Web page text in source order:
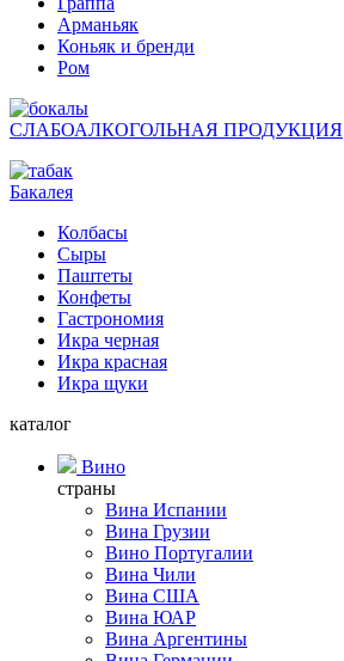
Арманьяк
Коньяк и бренди
Ром
СЛАБОАЛКОГОЛЬНАЯ ПРОДУКЦИЯ
Бакалея
Колбасы
Сыры
Паштеты
Конфеты
Гастрономия
Икра черная
Икра красная
Икра щуки
каталог
Вино
страны
Вина Испании
Вина Грузии
Вино Португалии
Вина Чили
Вина США
Вина ЮАР
Вина Аргентины